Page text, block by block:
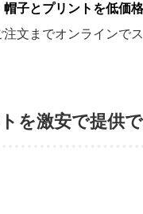
子とプリントを低価
文までオンラインで
を激安で提供